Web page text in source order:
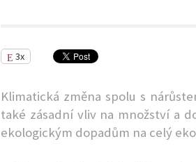
3x
Klimatická změna spolu s
také zásadní vliv na množství a
ekologickým dopadům na celý